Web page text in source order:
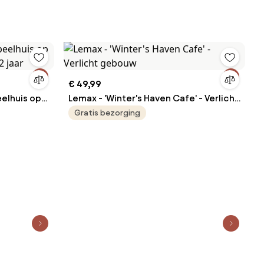
op
€ 49,99
Lemax - 'Winter's Haven Cafe' - Verlicht
gebouw
Gratis bezorging